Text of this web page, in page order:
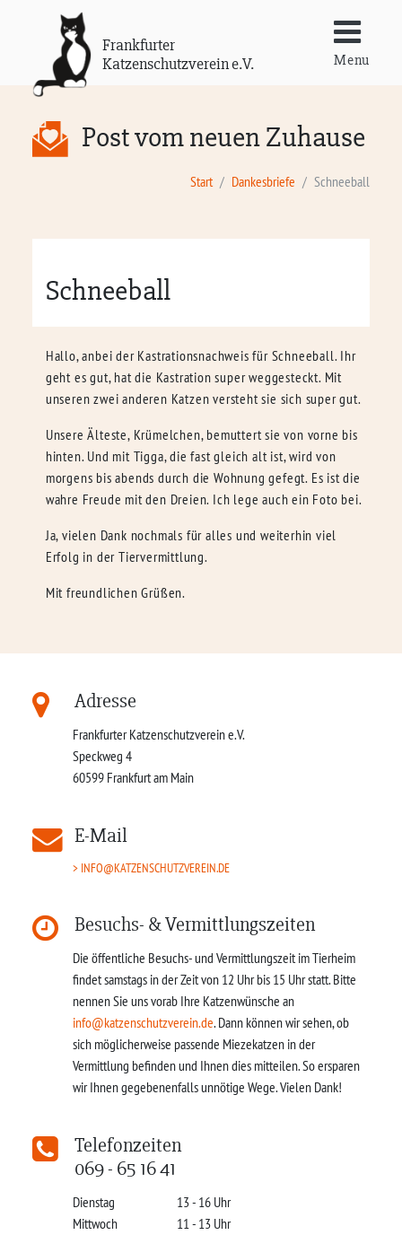
Frankfurter
Katzenschutzverein e.V.
Menu
Post vom neuen Zuhause
Start Dankesbriefe Schneeball
Schneeball
Hallo, anbei der Kastrationsnachweis für Schneeball. Ihr
geht es gut, hat die Kastration super weggesteckt. Mit
unseren zwei anderen Katzen versteht sie sich super gut.
Unsere Älteste, Krümelchen, bemuttert sie von vorne bis
hinten. Und mit Tigga, die fast gleich alt ist, wird von
morgens bis abends durch die Wohnung gefegt. Es ist die
wahre Freude mit den Dreien. Ich lege auch ein Foto bei.
Ja, vielen Dank nochmals für alles und weiterhin viel
Erfolg in der Tiervermittlung.
Mit freundlichen Grüßen.
Adresse
Frankfurter Katzenschutzverein e.V.
Speckweg 4
60599 Frankfurt am Main
E-Mail
INFO@KATZENSCHUTZVEREIN.DE
Besuchs- & Vermittlungszeiten
Die öffentliche Besuchs- und Vermittlungszeit im Tierheim
findet samstags in der Zeit von 12 Uhr bis 15 Uhr statt. Bitte
nennen Sie uns vorab Ihre Katzenwünsche an
info@katzenschutzverein.de. Dann können wir sehen, ob
sich möglicherweise passende Miezekatzen in der
Vermittlung befinden und Ihnen dies mitteilen. So ersparen
wir Ihnen gegebenenfalls unnötige Wege. Vielen Dank!
Telefonzeiten
069 - 65 16 41
Dienstag
13 - 16 Uhr
Mittwoch
11 - 13 Uhr